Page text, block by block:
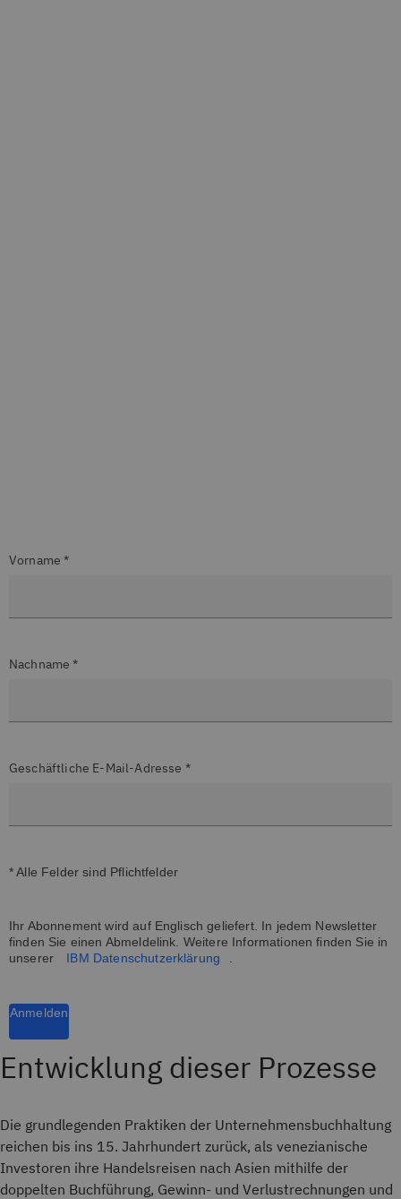
Vorname *
Nachname *
Geschäftliche E-Mail-Adresse *
* Alle Felder sind Pflichtfelder
Ihr Abonnement wird auf Englisch geliefert. In jedem Newsletter
finden Sie einen Abmeldelink. Weitere Informationen finden Sie in
unserer
IBM Datenschutzerklärung
Anmelden
Entwicklung dieser Prozesse
Die grundlegenden Praktiken der Unternehmensbuchhaltung
reichen bis ins 15. Jahrhundert zurück, als venezianische
Investoren ihre Handelsreisen nach Asien mithilfe der
doppelten Buchführung, Gewinn- und Verlustrechnungen und